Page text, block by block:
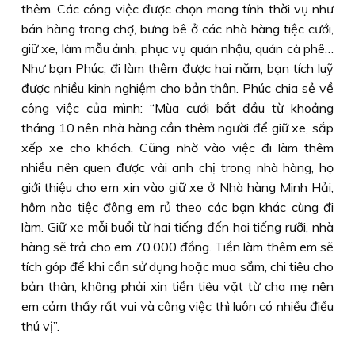
thêm. Các công việc được chọn mang tính thời vụ như
bán hàng trong chợ, bưng bê ở các nhà hàng tiệc cưới,
giữ xe, làm mẫu ảnh, phục vụ quán nhậu, quán cà phê…
Như bạn Phúc, đi làm thêm được hai năm, bạn tích luỹ
được nhiều kinh nghiệm cho bản thân. Phúc chia sẻ về
công việc của mình: “Mùa cưới bắt đầu từ khoảng
tháng 10 nên nhà hàng cần thêm người để giữ xe, sắp
xếp xe cho khách. Cũng nhờ vào việc đi làm thêm
nhiều nên quen được vài anh chị trong nhà hàng, họ
giới thiệu cho em xin vào giữ xe ở Nhà hàng Minh Hải,
hôm nào tiệc đông em rủ theo các bạn khác cùng đi
làm. Giữ xe mỗi buổi từ hai tiếng đến hai tiếng rưỡi, nhà
hàng sẽ trả cho em 70.000 đồng. Tiền làm thêm em sẽ
tích góp để khi cần sử dụng hoặc mua sắm, chi tiêu cho
bản thân, không phải xin tiền tiêu vặt từ cha mẹ nên
em cảm thấy rất vui và công việc thì luôn có nhiều điều
thú vị”.